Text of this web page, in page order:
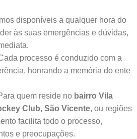
disponíveis a qualquer hora do
às suas emergências e dúvidas,
processo é conduzido com a
honrando a memória do ente
quem reside no bairro Vila
Club, São Vicente, ou regiões
facilita todo o processo,
e preocupações.